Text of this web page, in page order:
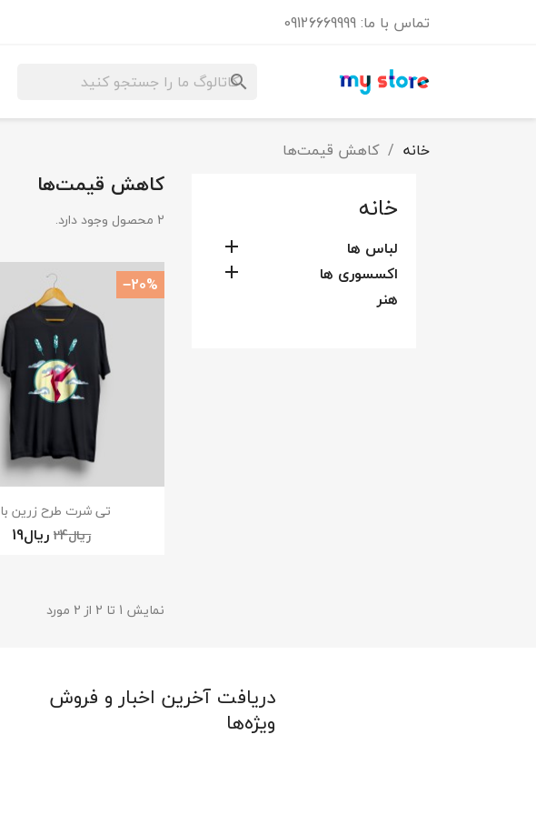
تماس با ما:09126669999
search
خانه کاهش قیمت‌ها
خانه
لباس ها 
اکسسوری ها 
هنر
کاهش قیمت‌ها
2 محصول وجود دارد.
نمایش
تی شرت طرح زرین
‎ریال24
‎−20%
نمایش 1 تا 2 از 2 مورد
دریافت آخرین اخبار و فروش
ویژه‌ها
ایجاد لیست
نام لیست علاقمندی‌ها